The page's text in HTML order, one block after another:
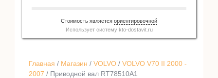
Главная / Магазин / VOLVO / VOLVO V70 II 2000 -
2007 / Приводной вал RT78510A1
Стоимость является ориентировочной
Использует систему kto-dostavit.ru